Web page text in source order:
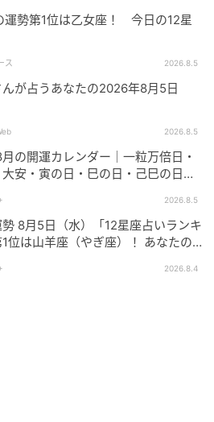
プバッターであり、生まれた
えられる存在です。行動する
で、「自分がやりたいと思うか
牡羊座さんの原動力になりま
まうようなことでも、気分が
み出せる正直さと勇敢さを持
がったことが大嫌いで、実は
な一面も。だからこそ牡羊座
し、決断し、またチャレンジ
度でも繰り返すことができま
さと勇気をあわせ持つところ
運勢第1位は乙女座！ 今日の12星
ス 2026.8.5
が占うあなたの2026年8月5日
2026.8.5
の開運カレンダー｜一粒万倍日・
安・寅の日・巳の日・己巳の日…8
行動などを解説
2026.8.5
8月5日（水）「12星座占いランキ
位は山羊座（やぎ座）！ あなたの
2026.8.4